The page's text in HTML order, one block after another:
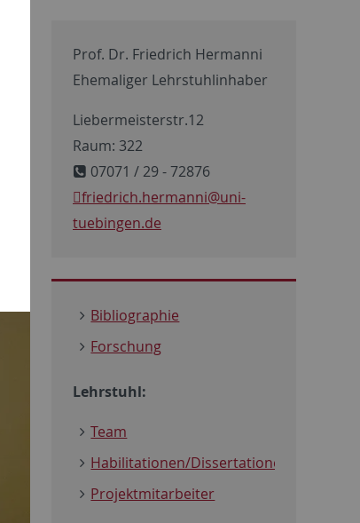
Prof. Dr. Friedrich Hermanni
Ehemaliger Lehrstuhlinhaber
Liebermeisterstr.12
Raum: 322
07071 / 29 - 72876
friedrich.hermanni@uni-
tuebingen.de
Bibliographie
Forschung
Lehrstuhl:
Team
Habilitationen/Dissertationen
Projektmitarbeiter